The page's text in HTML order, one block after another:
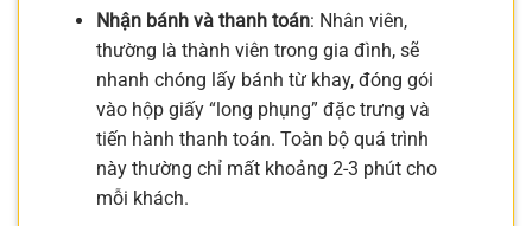
Nhận bánh và thanh toán: Nhân viên,
thường là thành viên trong gia đình, sẽ
nhanh chóng lấy bánh từ khay, đóng gói
vào hộp giấy “long phụng” đặc trưng và
tiến hành thanh toán. Toàn bộ quá trình
này thường chỉ mất khoảng 2-3 phút cho
mỗi khách.